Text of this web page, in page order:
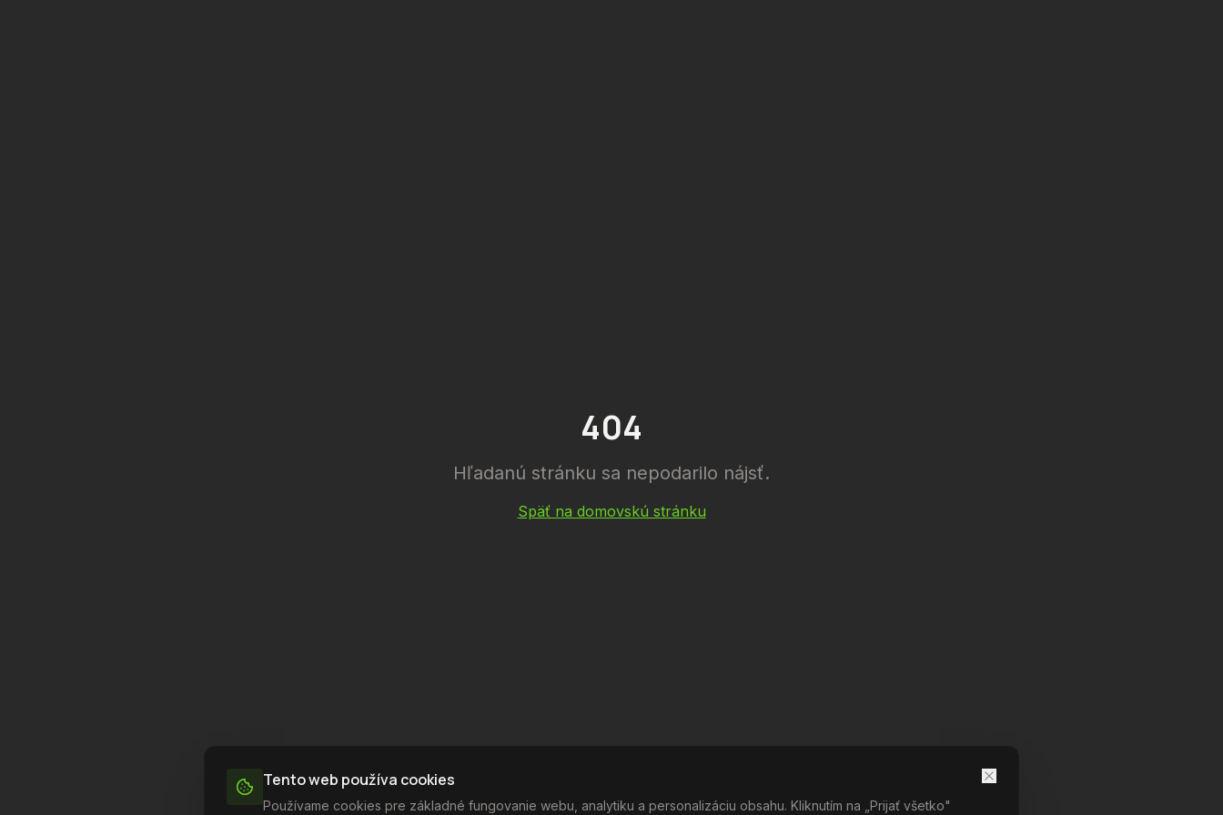
404
Hľadanú stránku sa nepodarilo nájsť.
Späť na domovskú stránku
Tento web používa cookies
Používame cookies pre základné fungovanie webu, analytiku a personalizáciu obsahu. Kliknutím na „Prijať všetko"